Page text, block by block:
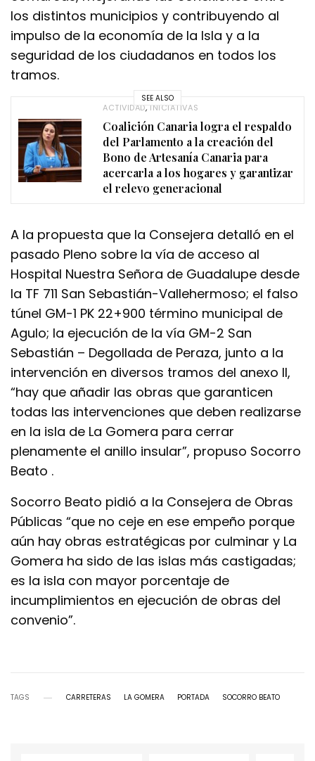
los distintos municipios y contribuyendo al
impulso de la economía de la Isla y a la
seguridad de los ciudadanos en todos los
tramos.
SEE ALSO
ACTIVIDAD, INICIATIVAS
Coalición Canaria logra el respaldo
del Parlamento a la creación del
Bono de Artesanía Canaria para
acercarla a los hogares y garantizar
el relevo generacional
A la propuesta que la Consejera detalló en el
pasado Pleno sobre la vía de acceso al
Hospital Nuestra Señora de Guadalupe desde
la TF 711 San Sebastián-Vallehermoso; el falso
túnel GM-1 PK 22+900 término municipal de
Agulo; la ejecución de la vía GM-2 San
Sebastián – Degollada de Peraza, junto a la
intervención en diversos tramos del anexo II,
“hay que añadir las obras que garanticen
todas las intervenciones que deben realizarse
en la isla de La Gomera para cerrar
plenamente el anillo insular”, propuso Socorro
Beato .
Socorro Beato pidió a la Consejera de Obras
Públicas “que no ceje en ese empeño porque
aún hay obras estratégicas por culminar y La
Gomera ha sido de las islas más castigadas;
es la isla con mayor porcentaje de
incumplimientos en ejecución de obras del
convenio”.
TAGS CARRETERAS LA GOMERA PORTADA SOCORRO BEATO